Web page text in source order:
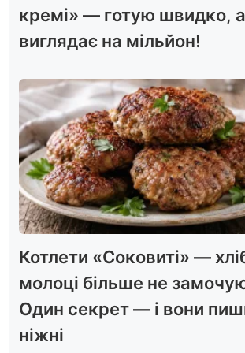
кремі» — готую швидко, а
виглядає на мільйон!
Котлети «Соковиті» —
молоці більше не
Один секрет — і вони
ніжні